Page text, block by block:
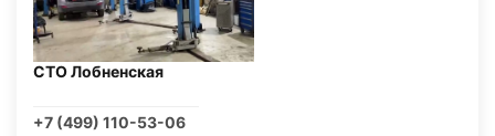
СТО Лобненская
+7 (499) 110-53-06